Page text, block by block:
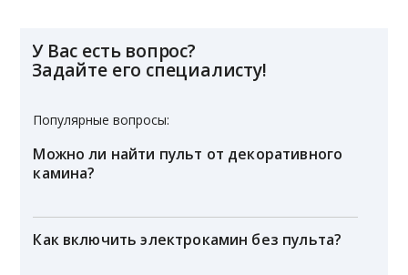
У Вас есть вопрос?
Задайте его специалисту!
Популярные вопросы:
Можно ли найти пульт от декоративного
камина?
Как включить электрокамин без пульта?